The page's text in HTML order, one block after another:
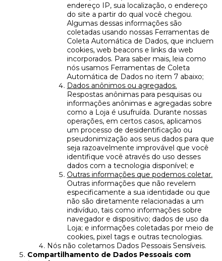
endereço IP, sua localização, o endereço
do site a partir do qual você chegou.
Algumas dessas informações são
coletadas usando nossas Ferramentas de
Coleta Automática de Dados, que incluem
cookies, web beacons e links da web
incorporados. Para saber mais, leia como
nós usamos Ferramentas de Coleta
Automática de Dados no item 7 abaixo;
Dados anônimos ou agregados.
Respostas anônimas para pesquisas ou
informações anônimas e agregadas sobre
como a Loja é usufruída. Durante nossas
operações, em certos casos, aplicamos
um processo de desidentificação ou
pseudonimização aos seus dados para que
seja razoavelmente improvável que você
identifique você através do uso desses
dados com a tecnologia disponível; e
Outras informações que podemos coletar.
Outras informações que não revelem
especificamente a sua identidade ou que
não são diretamente relacionadas a um
indivíduo, tais como informações sobre
navegador e dispositivo; dados de uso da
Loja; e informações coletadas por meio de
cookies, pixel tags e outras tecnologias.
Nós não coletamos Dados Pessoais Sensíveis.
Compartilhamento de Dados Pessoais com